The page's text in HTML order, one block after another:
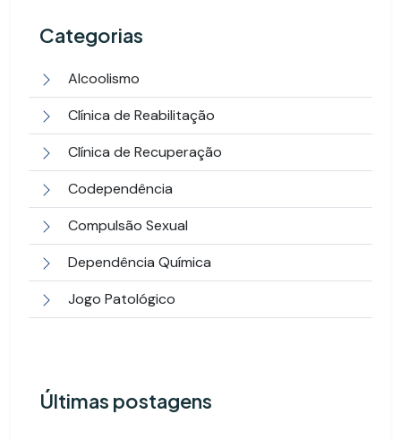
Categorias
Alcoolismo
Clínica de Reabilitação
Clínica de Recuperação
Codependência
Compulsão Sexual
Dependência Química
Jogo Patológico
Últimas postagens